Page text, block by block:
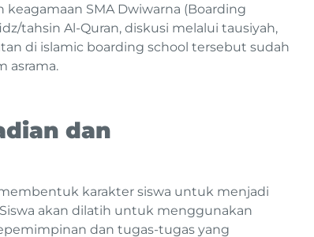
SMA Dwiwarna (Boarding
tahsin Al-Quran, diskusi melalui tausiyah,
di islamic boarding school tersebut sudah
asrama.
dan
karakter siswa untuk menjadi
akan dilatih untuk menggunakan
dan tugas-tugas yang